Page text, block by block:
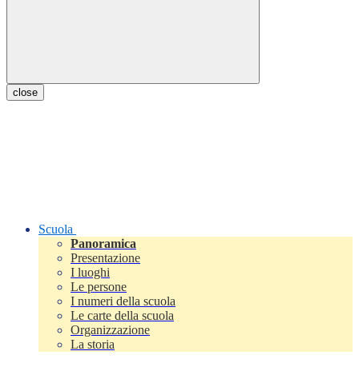
close
Scuola
Panoramica
Presentazione
I luoghi
Le persone
I numeri della scuola
Le carte della scuola
Organizzazione
La storia